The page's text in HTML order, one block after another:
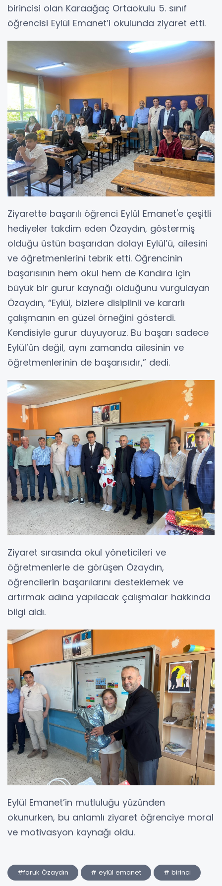
birincisi olan Karaağaç Ortaokulu 5. sınıf
öğrencisi Eylül Emanet’i okulunda ziyaret etti.
Ziyarette başarılı öğrenci Eylül Emanet'e çeşitli
hediyeler takdim eden Özaydın, göstermiş
olduğu üstün başarıdan dolayı Eylül’ü, ailesini
ve öğretmenlerini tebrik etti. Öğrencinin
başarısının hem okul hem de Kandıra için
büyük bir gurur kaynağı olduğunu vurgulayan
Özaydın, “Eylül, bizlere disiplinli ve kararlı
çalışmanın en güzel örneğini gösterdi.
Kendisiyle gurur duyuyoruz. Bu başarı sadece
Eylül’ün değil, aynı zamanda ailesinin ve
öğretmenlerinin de başarısıdır,” dedi.
Ziyaret sırasında okul yöneticileri ve
öğretmenlerle de görüşen Özaydın,
öğrencilerin başarılarını desteklemek ve
artırmak adına yapılacak çalışmalar hakkında
bilgi aldı.
Eylül Emanet’in mutluluğu yüzünden
okunurken, bu anlamlı ziyaret öğrenciye moral
ve motivasyon kaynağı oldu.
#faruk Özaydın # eylül emanet # birinci